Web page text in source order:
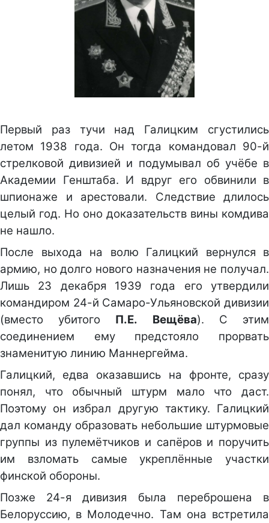
Первый раз тучи над Галицким сгустились
летом 1938 года. Он тогда командовал 90-й
стрелковой дивизией и подумывал об учёбе в
Академии Генштаба. И вдруг его обвинили в
шпионаже и арестовали. Следствие длилось
целый год. Но оно доказательств вины комдива
не нашло.
После выхода на волю Галицкий вернулся в
армию, но долго нового назначения не получал.
Лишь 23 декабря 1939 года его утвердили
командиром 24-й Самаро-Ульяновской дивизии
(вместо убитого П.Е. Вещëва). С этим
соединением ему предстояло прорвать
знаменитую линию Маннергейма.
Галицкий, едва оказавшись на фронте, сразу
понял, что обычный штурм мало что даст.
Поэтому он избрал другую тактику. Галицкий
дал команду образовать небольшие штурмовые
группы из пулемётчиков и сапёров и поручить
им взломать самые укреплённые участки
финской обороны.
Позже 24-я дивизия была переброшена в
Белоруссию, в Молодечно. Там она встретила